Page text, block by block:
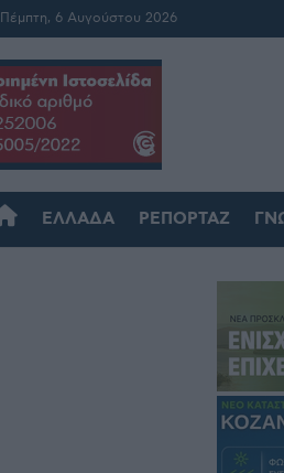
Πέμπτη, 6 Αυγούστου 2026
ΕΛΛΆΔΑ ΡΕΠΟΡΤΆΖ